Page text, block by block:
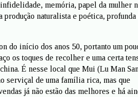
memória, papel da mulher
naturalista e poética, profunda
do início dos anos 50, portanto um
os toques de recolher e uma certa
É nesse local que Mui (Lu Man
serviçal de uma família rica, mas que
já não estão das melhores e há